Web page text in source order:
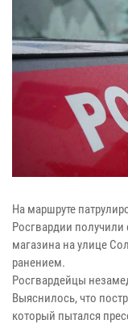
На маршруте
Росгвардии получили
магазина на улице
ранением.
Росгвардейцы
Выяснилось, что
который пытался